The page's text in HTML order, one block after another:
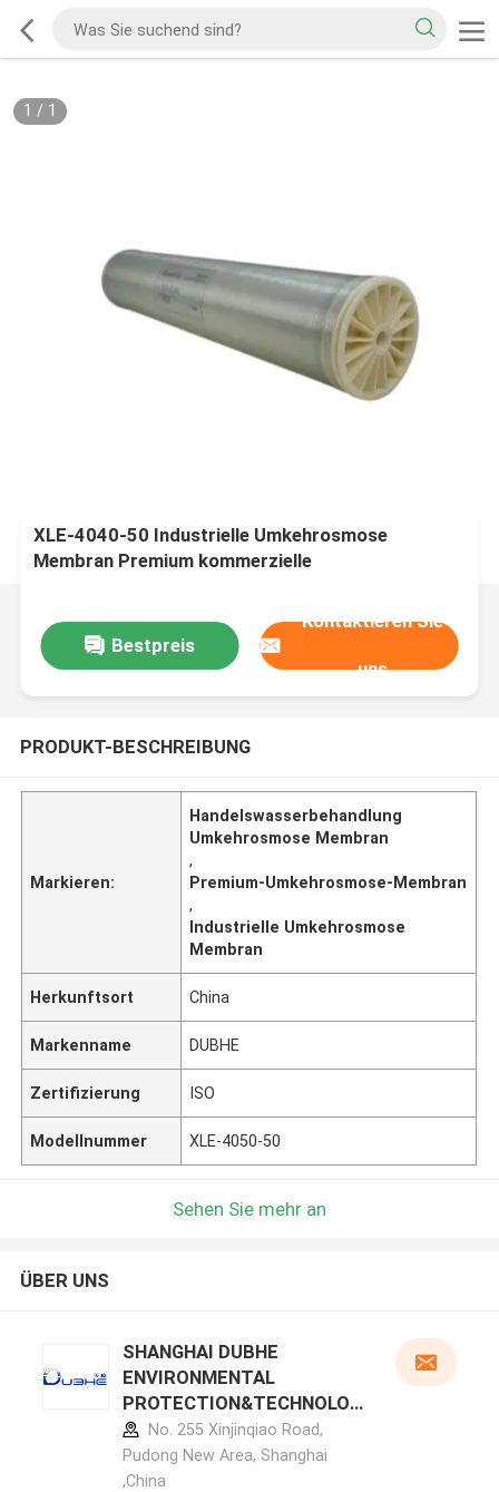
1 / 1
XLE-4040-50 Industrielle Umkehrosmose
Membran Premium kommerzielle
Bestpreis
Kontaktieren Sie
uns
PRODUKT-BESCHREIBUNG
Markieren:
Handelswasserbehandlung
Umkehrosmose Membran
,
Premium-Umkehrosmose-Membran
,
Industrielle Umkehrosmose
Membran
Herkunftsort China
Markenname DUBHE
Zertifizierung ISO
Modellnummer XLE-4050-50
Sehen Sie mehr an
ÜBER UNS
SHANGHAI DUBHE
ENVIRONMENTAL
PROTECTION&TECHNOLOG
Y CO.,LTD Herstellerprofil
No. 255 Xinjinqiao Road,
Pudong New Area, Shanghai
,China